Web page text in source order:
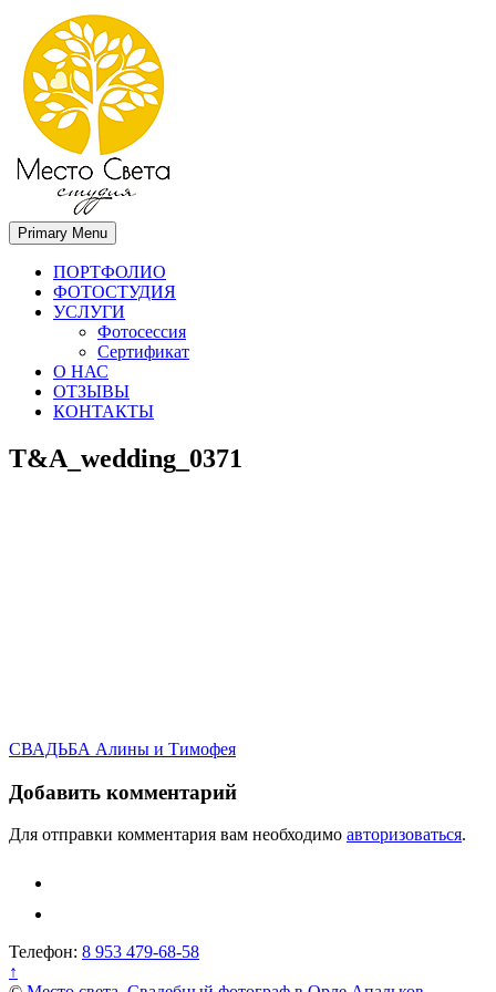
Место света. Свадебный фотограф в Орле Апальков Вячеслав
Свадебный фотограф в Орле
Primary Menu
ПОРТФОЛИО
ФОТОСТУДИЯ
УСЛУГИ
Фотосессия
Сертификат
О НАС
ОТЗЫВЫ
КОНТАКТЫ
T&A_wedding_0371
Навигация
по
записям
СВАДЬБА Алины и Тимофея
Добавить комментарий
Для отправки комментария вам необходимо авторизоваться.
Телефон: 8 953 479-68-58
↑